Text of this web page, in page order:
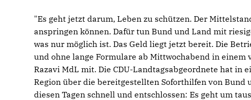
"Es geht jetzt darum, Leben zu schützen. Der
anspringen können. Dafür tun Bund und Land mit
was nur möglich ist. Das Geld liegt jetzt bereit. Die
und ohne lange Formulare ab Mittwochabend in
Razavi MdL mit. Die CDU-Landtagsabgeordnete hat
Region über die bereitgestellten Soforthilfen von
diesen Tagen schnell und entschlossen: Es geht um